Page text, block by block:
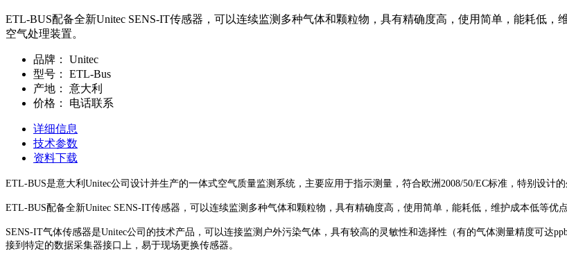
ETL-BUS配备全新Unitec SENS-IT传感器，可以连续监测多种气体和颗粒物，具有精确度高，使用简单，能耗低
空气处理装置。
品牌：
Unitec
型号：
ETL-Bus
产地：
意大利
价格：
电话联系
详细信息
技术参数
资料下载
ETL-BUS是意大利Unitec公司设计并生产的一体式空气质量监测系统，主要应用于指示测量，符合欧洲2008/50/EC标准，特别设计
ETL-BUS配备全新Unitec SENS-IT传感器，可以连续监测多种气体和颗粒物，具有精确度高，使用简单，能耗低，维护成本低等优
SENS-IT气体传感器是Unitec公司的技术产品，可以连接监测户外污染气体，具有较高的灵敏性和选择性（有的气体测量精度可达
接到特定的数据采集器接口上，易于现场更换传感器。